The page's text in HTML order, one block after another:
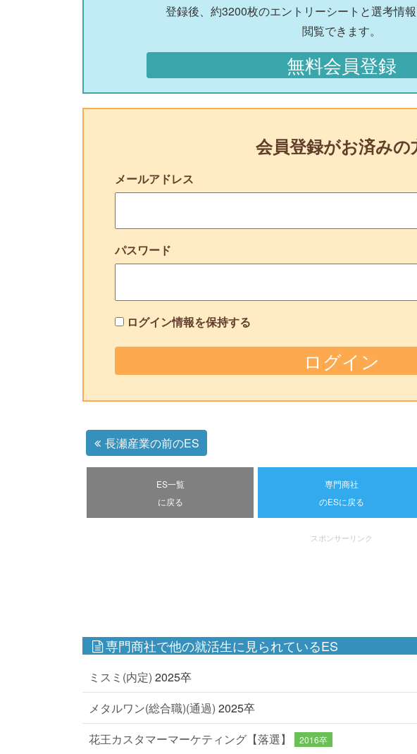
登録後、約3200枚のエントリーシートと選考情
閲覧できます。
無料会員登録
会員登録がお済みの
メールアドレス
パスワード
ログイン情報を保持する
長瀬産業の前のES
ES一覧
に戻る
専門商社
のESに戻る
スポンサーリンク
専門商社で他の就活生に見られているES
ミスミ(内定) 2025卒
メタルワン(総合職)(通過) 2025卒
花王カスタマーマーケティング【落選】
2016卒